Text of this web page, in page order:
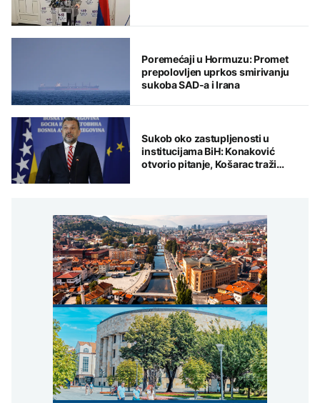
Poremećaji u Hormuzu: Promet
prepolovljen uprkos smirivanju
sukoba SAD-a i Irana
Sukob oko zastupljenosti u
institucijama BiH: Konaković
otvorio pitanje, Košarac traži